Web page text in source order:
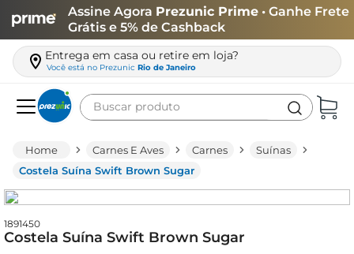
Assine Agora Prezunic Prime • Ganhe Frete
Grátis e 5% de Cashback
Entrega em casa ou retire em loja?
Você está no Prezunic Rio de Janeiro
Buscar produto
Carnes E Aves Carnes
Suínas
Costela Suína Swift Brown Sugar
1891450
Costela Suína Swift Brown Sugar
leite
queijo